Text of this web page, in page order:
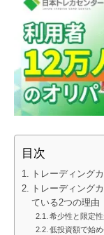
目次
トレーディング
トレーディング
ている2つの理由
希少性と限定
低投資額で始